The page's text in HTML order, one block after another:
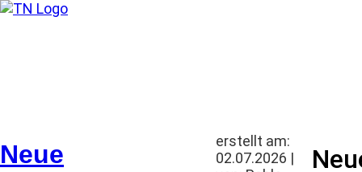
Neue
erstellt am:
02.07.2026 |